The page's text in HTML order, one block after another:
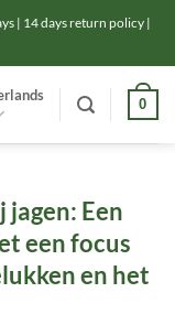
| 14 days return policy |
0
Een
een focus
en het